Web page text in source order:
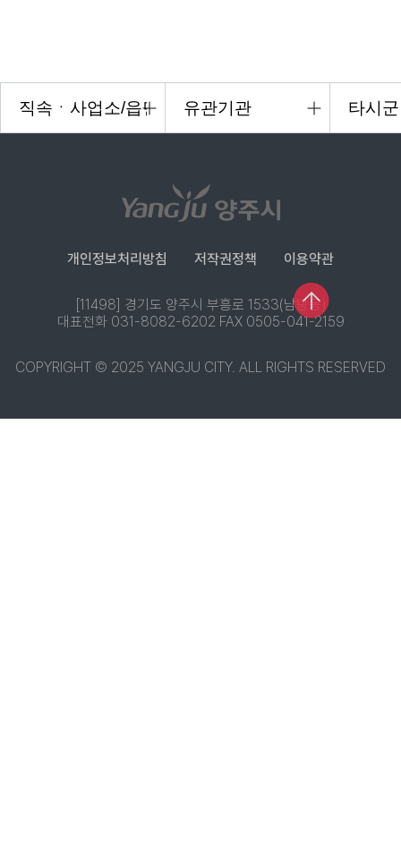
개인정보처리방침 저작권정책 이용약관
[11498] 경기도 양주시 부흥로 1533(남방동)
대표전화 031-8082-6202 FAX 0505-041-2159
COPYRIGHT © 2025 YANGJU CITY. ALL RIGHTS RESERVED